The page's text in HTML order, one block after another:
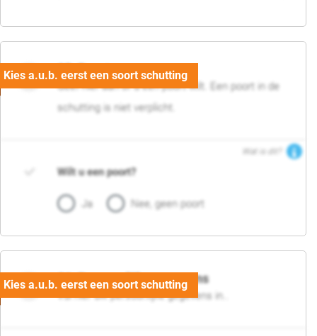
05. Poort
Geef hier aan of u een poort wilt. Een poort in de
schutting is niet verplicht.
Wat is dit?
Wilt u een poort?
Ja Nee, geen poort
06. Persoonlijke gegevens
Vul hier uw persoonlijke gegevens in..